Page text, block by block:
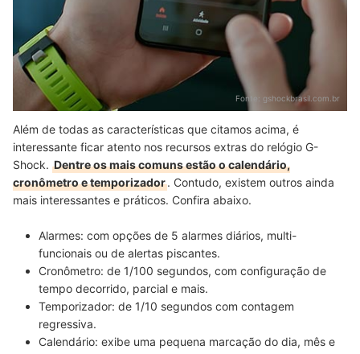
Fonte: gshockbrasil.com.br
Além de todas as características que citamos acima, é
interessante ficar atento nos recursos extras do relógio G-
Shock. Dentre os mais comuns estão o calendário,
cronômetro e temporizador. Contudo, existem outros ainda
mais interessantes e práticos. Confira abaixo.
Alarmes: com opções de 5 alarmes diários, multi-
funcionais ou de alertas piscantes.
Cronômetro: de 1/100 segundos, com configuração de
tempo decorrido, parcial e mais.
Temporizador: de 1/10 segundos com contagem
regressiva.
Calendário: exibe uma pequena marcação do dia, mês e